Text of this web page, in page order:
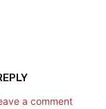
a comment